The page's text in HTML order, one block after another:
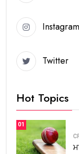
Instagram
Twitter
Hot Topics
01